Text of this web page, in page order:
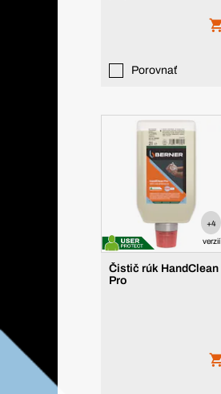
Porovnať
+4
verzií
Čistič rúk HandClean
Pro